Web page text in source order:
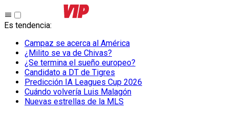
Es tendencia:
Campaz se acerca al América
¿Milito se va de Chivas?
¿Se termina el sueño europeo?
Candidato a DT de Tigres
Predicción IA Leagues Cup 2026
Cuándo volvería Luis Malagón
Nuevas estrellas de la MLS